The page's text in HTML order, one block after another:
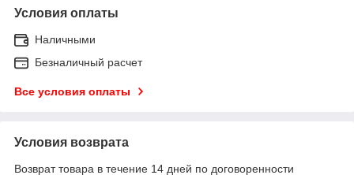
Условия оплаты
Наличными
Безналичный расчет
Все условия оплаты
Условия возврата
Возврат товара в течение 14 дней по договоренности